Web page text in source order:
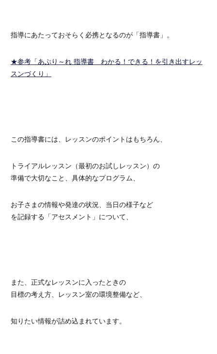
指導にあたっておそらく必携となるのが「指導書」。
★参考「あぷり～れ 指導書 わかる！できる！を引き出すレッ
スンづくり」
この指導書には、レッスンのポイントはもちろん、
トライアルレッスン（最初のお試しレッスン）の
準備で大切なこと、具体的なプログラム、
お子さまの情報や発達の状況、当日の様子など
を記録する「アセスメント」について、
また、正式なレッスンに入ったときの
目標の考え方、レッスン室の環境整備など、
知りたい情報が詰め込まれています。